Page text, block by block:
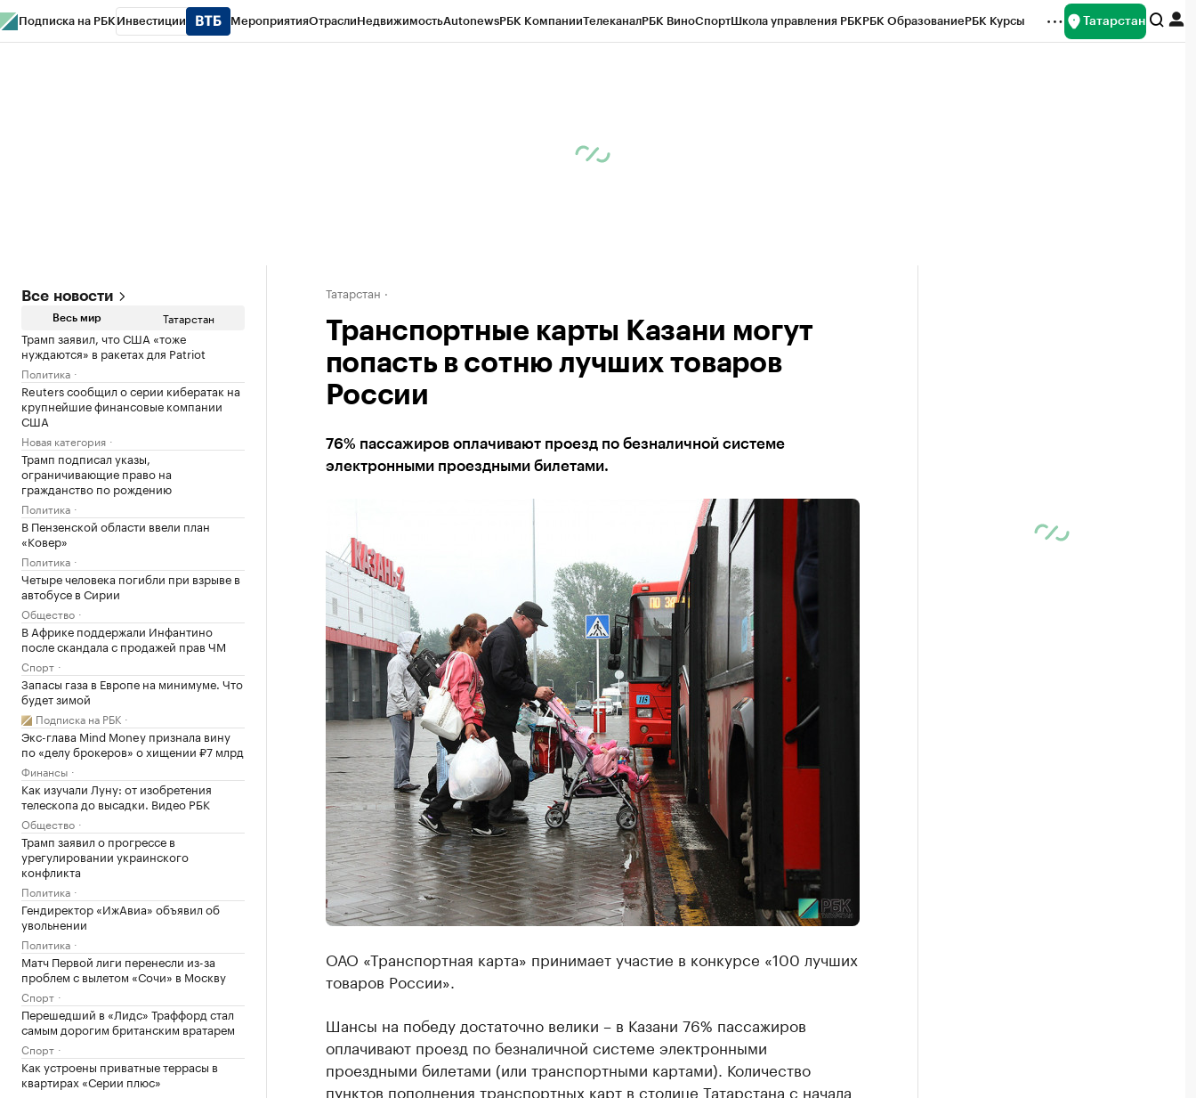
Подписка на РБК Инвестиции МероприятияОтраслиНедвижимостьAutonewsРБК КомпанииТелеканалРБК ВиноСпортШкола управления РБКРБК ОбразованиеРБК Курсы Татарстан
Все новости
Весь мир Татарстан
Трамп заявил, что США «тоже
нуждаются» в ракетах для Patriot
Политика
Reuters сообщил о серии кибератак на
крупнейшие финансовые компании
США
Новая категория
Трамп подписал указы,
ограничивающие право на
гражданство по рождению
Политика
В Пензенской области ввели план
«Ковер»
Политика
Четыре человека погибли при взрыве в
автобусе в Сирии
Общество
В Африке поддержали Инфантино
после скандала с продажей прав ЧМ
Спорт
Запасы газа в Европе на минимуме. Что
будет зимой
Подписка на РБК
Экс-глава Mind Money признала вину
по «делу брокеров» о хищении ₽7 млрд
Финансы
Как изучали Луну: от изобретения
телескопа до высадки. Видео РБК
Общество
Трамп заявил о прогрессе в
урегулировании украинского
конфликта
Политика
Гендиректор «ИжАвиа» объявил об
увольнении
Политика
Матч Первой лиги перенесли из-за
проблем с вылетом «Сочи» в Москву
Спорт
Перешедший в «Лидс» Траффорд стал
самым дорогим британским вратарем
Спорт
Как устроены приватные террасы в
квартирах «Серии плюс»
Татарстан
Транспортные карты Казани могут
попасть в сотню лучших товаров
России
76% пассажиров оплачивают проезд по безналичной системе
электронными проездными билетами.
ОАО «Транспортная карта» принимает участие в конкурсе «100 лучших
товаров России».
Шансы на победу достаточно велики – в Казани 76% пассажиров
оплачивают проезд по безналичной системе электронными
проездными билетами (или транспортными картами). Количество
пунктов пополнения транспортных карт в столице Татарстана с начала